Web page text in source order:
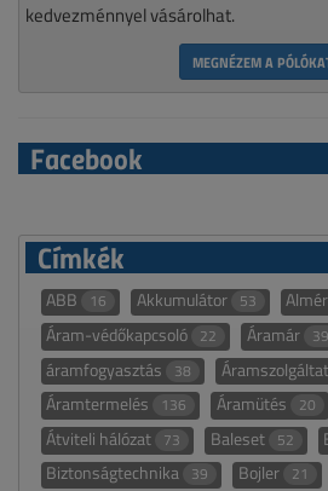
kedvezménnyel vásárolhat.
MEGNÉZEM A
Facebook
Címkék
ABB 16 Akkumulátor 53
Áram-védőkapcsoló 22 Áramár 39
áramfogyasztás 38
Áramtermelés 136 Áramütés 20
Átviteli hálózat 73 Baleset 52
Biztonságtechnika 39 Bojler 21